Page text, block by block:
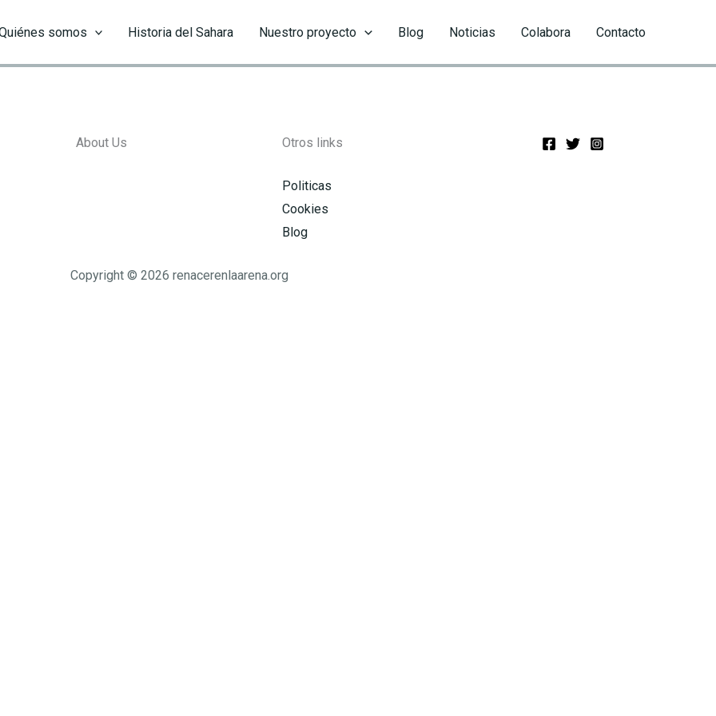
somos Historia del Sahara Nuestro proyecto Blog Noticias Colabora Contacto
About Us Otros links
Politicas
Cookies
Blog
Copyright © 2026 renacerenlaarena.org